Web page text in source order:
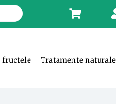
fructele Tratamente naturale